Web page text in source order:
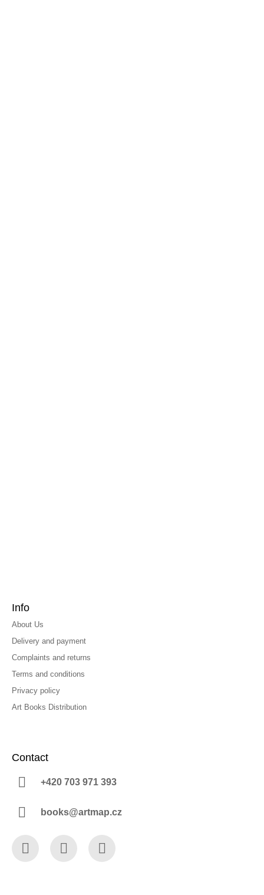
Info
About Us
Delivery and payment
Complaints and returns
Terms and conditions
Privacy policy
Art Books Distribution
Contact
+420 703 971 393
books@artmap.cz